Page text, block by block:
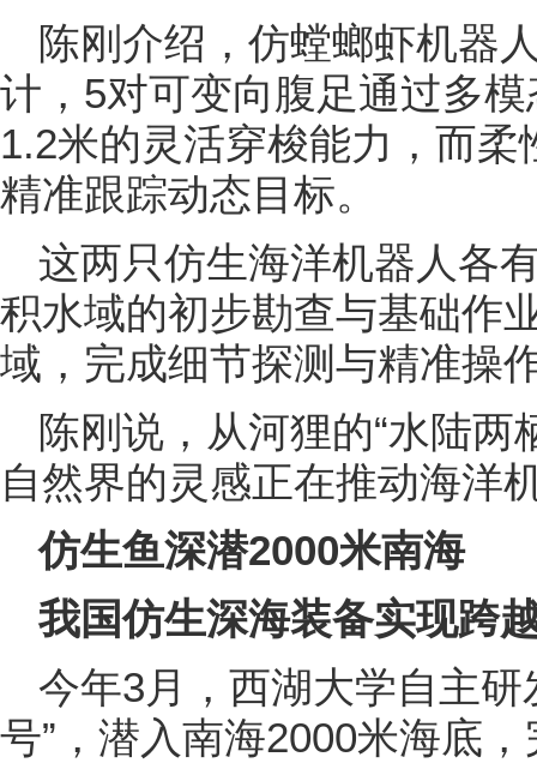
陈刚介绍，仿螳螂虾机器
计，5对可变向腹足通过多
1.2米的灵活穿梭能力，而
精准跟踪动态目标。
这两只仿生海洋机器人各
积水域的初步勘查与基础作
域，完成细节探测与精准操
陈刚说，从河狸的“水陆两
自然界的灵感正在推动海洋
仿生鱼深潜2000米南海
我国仿生深海装备实现跨
今年3月，西湖大学自主研
号”，潜入南海2000米海底